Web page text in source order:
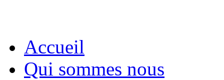
Accueil
Qui sommes nous